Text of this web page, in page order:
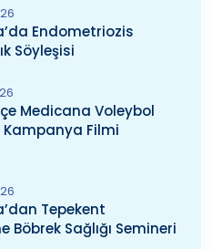
Endometriozis
Söyleşisi
Medicana Voleybol
Kampanya Filmi
Tepekent
Böbrek Sağlığı Semineri